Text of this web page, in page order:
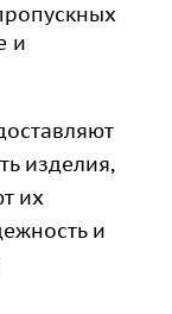
и
изделия,
их
и